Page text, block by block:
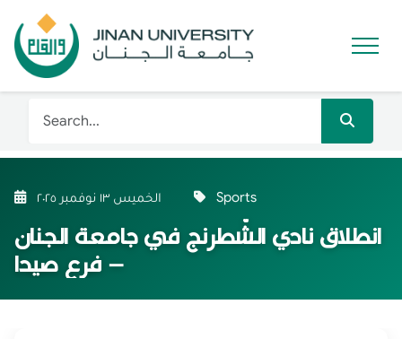
Sports
انطلاق نادي الشّطرنج في جامعة الجنان
– فرع صيدا